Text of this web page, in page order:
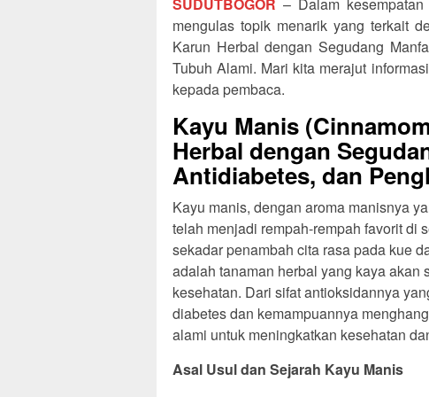
mengulas topik menarik yang terkait
Karun Herbal dengan Segudang
Tubuh Alami. Mari kita merajut
kepada pembaca.
Kayu Manis
Herbal dengan
Antidiabetes, dan
Kayu manis, dengan aroma manisnya
telah menjadi rempah-rempah favorit di
sekadar penambah cita rasa pada kue
adalah tanaman herbal yang kaya
kesehatan. Dari sifat antioksidannya
diabetes dan kemampuannya
alami untuk meningkatkan kesehatan
Asal Usul dan Sejarah Kayu Manis